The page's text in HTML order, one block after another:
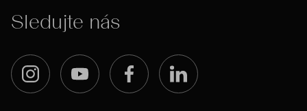
Sledujte nás
InstagramYouTube FacebookLinkedIn